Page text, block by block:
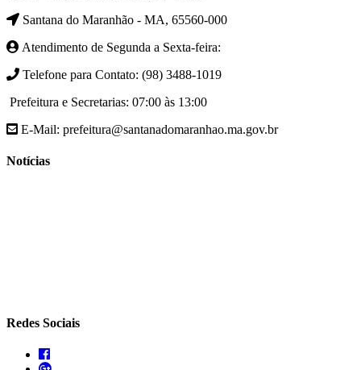
Santana do Maranhão - MA, 65560-000
Atendimento de Segunda a Sexta-feira:
Telefone para Contato: (98) 3488-1019
Prefeitura e Secretarias: 07:00 às 13:00
E-Mail: prefeitura@santanadomaranhao.ma.gov.br
Notícias
Redes Sociais